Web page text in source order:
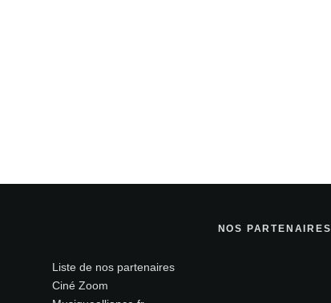
NOS PARTENAIRES
Liste de nos partenaires
Ciné Zoom